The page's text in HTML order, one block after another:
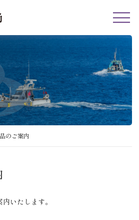
のご案内
いたします。